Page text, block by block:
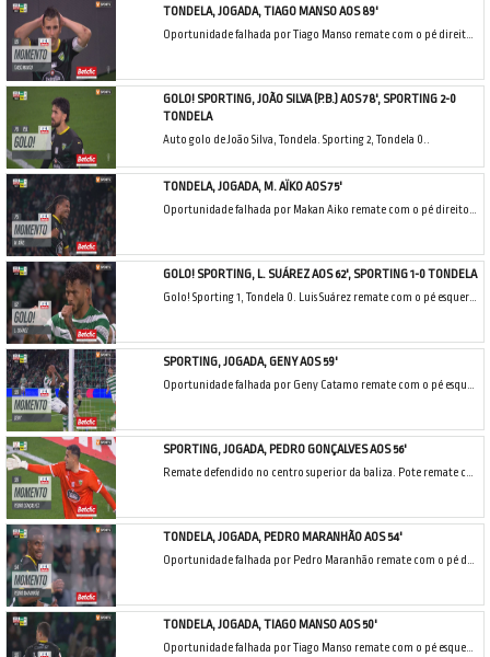
TONDELA, JOGADA, TIAGO MANSO AOS 89'
Oportunidade falhada por Tiago Manso remate com o pé direito no coração da área. Assistência de Joe Hodge com um cruzamento para a área.
GOLO! SPORTING, JOÃO SILVA (P.B.) AOS 78', SPORTING 2-0
TONDELA
Auto golo de João Silva, Tondela. Sporting 2, Tondela 0..
TONDELA, JOGADA, M. AÏKO AOS 75'
Oportunidade falhada por Makan Aiko remate com o pé direito de fora da área de livre directo.
GOLO! SPORTING, L. SUÁREZ AOS 62', SPORTING 1-0 TONDELA
Golo! Sporting 1, Tondela 0. Luis Suárez remate com o pé esquerdo do lado direito da área.
SPORTING, JOGADA, GENY AOS 59'
Oportunidade falhada por Geny Catamo remate com o pé esquerdo em frente à baliza. Assistência de Maxi Araújo de cabeça.
SPORTING, JOGADA, PEDRO GONÇALVES AOS 56'
Remate defendido no centro superior da baliza. Pote remate com o pé direito do lado esquerdo da área.
TONDELA, JOGADA, PEDRO MARANHÃO AOS 54'
Oportunidade falhada por Pedro Maranhão remate com o pé direito do lado direito da área. Assistência de Rony Lopes depois de um contra ataque.
TONDELA, JOGADA, TIAGO MANSO AOS 50'
Oportunidade falhada por Tiago Manso remate com o pé esquerdo de fora da área.